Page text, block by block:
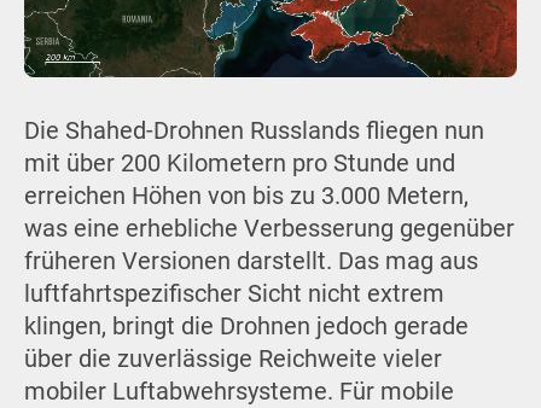
Die Shahed-Drohnen Russlands fliegen nun
mit über 200 Kilometern pro Stunde und
erreichen Höhen von bis zu 3.000 Metern,
was eine erhebliche Verbesserung gegenüber
früheren Versionen darstellt. Das mag aus
luftfahrtspezifischer Sicht nicht extrem
klingen, bringt die Drohnen jedoch gerade
über die zuverlässige Reichweite vieler
mobiler Luftabwehrsysteme. Für mobile